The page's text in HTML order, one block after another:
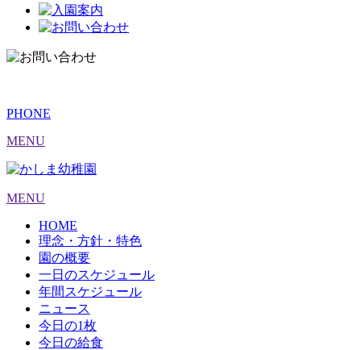
PHONE
MENU
MENU
HOME
理念・方針・特色
園の概要
一日のスケジュール
年間スケジュール
ニュース
今日の1枚
今日の給食